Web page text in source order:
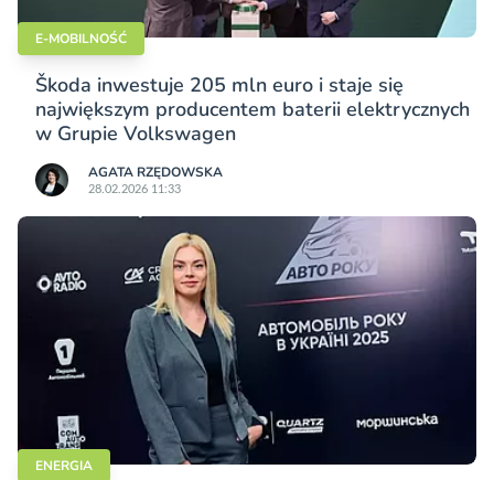
E-MOBILNOŚĆ
Škoda inwestuje 205 mln euro i staje się
największym producentem baterii elektrycznych
w Grupie Volkswagen
AGATA RZĘDOWSKA
28.02.2026 11:33
ENERGIA